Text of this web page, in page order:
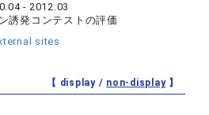
- 2012.03
誘発コンテストの評価
sites
【 display / non-display】